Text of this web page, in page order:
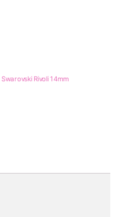
Swarovski Rivoli 14mm